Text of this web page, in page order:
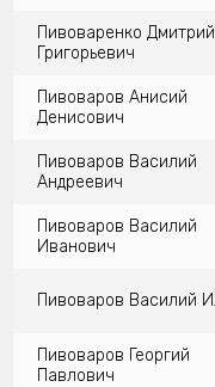
Пивоваренко Дмитрий
Григорьевич
Пивоваров Анисий
Денисович
Пивоваров Василий
Андреевич
Пивоваров Василий
Иванович
Пивоваров Василий
Пивоваров Георгий
Павлович